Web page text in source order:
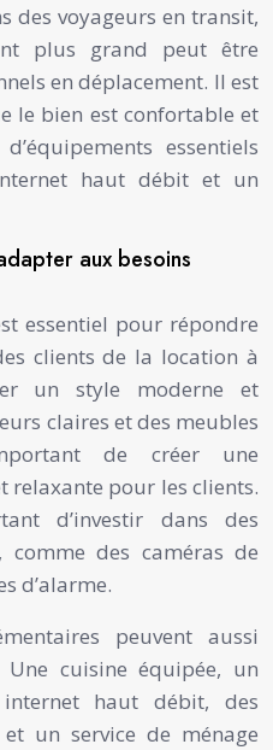
des voyageurs en transit,
plus grand peut être
en déplacement. Il est
le bien est confortable et
essentiels
haut débit et un
aux besoins
essentiel pour répondre
clients de la location à
un style moderne et
claires et des meubles
de créer une
relaxante pour les clients.
d’investir dans des
comme des caméras de
d’alarme.
peuvent aussi
cuisine équipée, un
haut débit, des
un service de ménage